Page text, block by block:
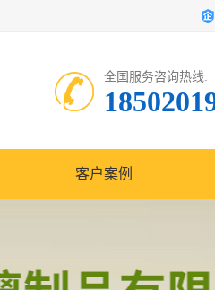
全国服务咨询热线:
客户案例